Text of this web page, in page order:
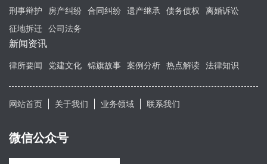
刑事辩护 房产纠纷 合同纠纷 遗产继承 债务债权
离婚诉讼
征地拆迁
公司法务
新闻资讯
律所要闻 党建文化 锦旗故事 案例分析 热点解读 法律知识
网站首页 关于我们 业务领域 联系我们
微信公众号